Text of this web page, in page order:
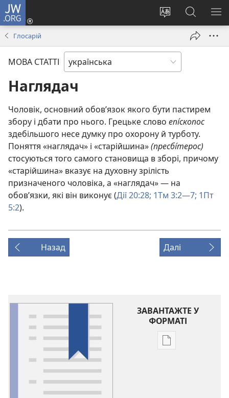
JW.ORG
Змінити
Увійти
(відкривається
вікні)
Пошук
на
сайті
Глосарій
МОВА СТАТТІ
Наглядач
Чоловік, основний обов’язок якого бути пастирем
збору і дбати про нього. Грецьке слово епı́скопос
здебільшого несе думку про охорону й турботу.
Поняття «наглядач» і «старійшина»(пресбı́терос)
стосуються того самого становища в зборі, причому
«старійшина» вказує на духовну зрілість
призначеного чоловіка, а «наглядач» — на
обов’язки, які він виконує (Дії 20:28; 1Тм 3:2—7; 1Пт
5:2).
Назад Далі
ЗАВАНТАЖТЕ У
ФОРМАТІ
Параметри